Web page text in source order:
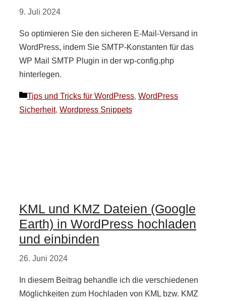
9. Juli 2024
So optimieren Sie den sicheren E-Mail-Versand in
WordPress, indem Sie SMTP-Konstanten für das
WP Mail SMTP Plugin in der wp-config.php
hinterlegen.
Kategorien
Tips und Tricks für WordPress, WordPress
Sicherheit, Wordpress Snippets
KML und KMZ Dateien (Google
Earth) in WordPress hochladen
und einbinden
26. Juni 2024
In diesem Beitrag behandle ich die verschiedenen
Möglichkeiten zum Hochladen von KML bzw. KMZ